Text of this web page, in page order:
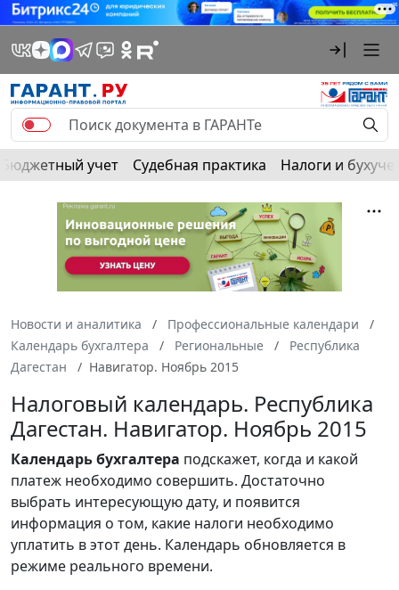
Бюджетный учет Судебная практика Налоги и
Новости и аналитика
Профессиональные календари
Календарь бухгалтера
Региональные
Республика
Дагестан
Навигатор. Ноябрь 2015
Налоговый календарь. Республика
Дагестан. Навигатор. Ноябрь 2015
Календарьбухгалтера подскажет, когда и какой
платеж необходимо совершить. Достаточно
выбрать интересующую дату, и появится
информация о том, какие налоги необходимо
уплатить в этот день. Календарь обновляется в
режиме реального времени.